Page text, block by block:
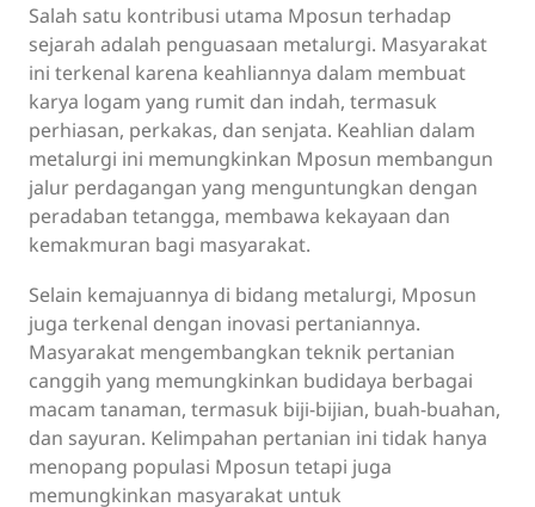
Salah satu kontribusi utama Mposun terhadap
sejarah adalah penguasaan metalurgi. Masyarakat
ini terkenal karena keahliannya dalam membuat
karya logam yang rumit dan indah, termasuk
perhiasan, perkakas, dan senjata. Keahlian dalam
metalurgi ini memungkinkan Mposun membangun
jalur perdagangan yang menguntungkan dengan
peradaban tetangga, membawa kekayaan dan
kemakmuran bagi masyarakat.
Selain kemajuannya di bidang metalurgi, Mposun
juga terkenal dengan inovasi pertaniannya.
Masyarakat mengembangkan teknik pertanian
canggih yang memungkinkan budidaya berbagai
macam tanaman, termasuk biji-bijian, buah-buahan,
dan sayuran. Kelimpahan pertanian ini tidak hanya
menopang populasi Mposun tetapi juga
memungkinkan masyarakat untuk